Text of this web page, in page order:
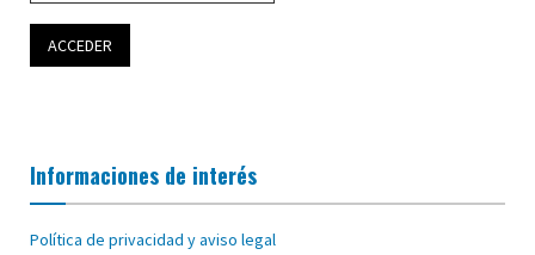
Informaciones de interés
Política de privacidad y aviso legal